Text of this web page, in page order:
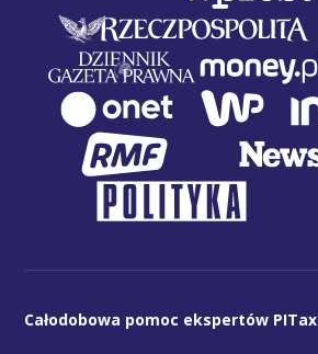
Całodobowa pomoc ekspertów PITax